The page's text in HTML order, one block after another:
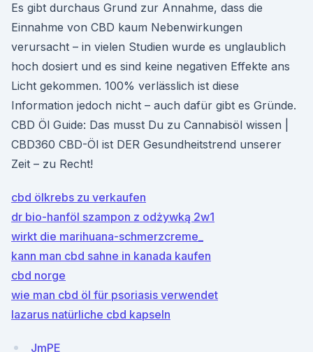
Es gibt durchaus Grund zur Annahme, dass die
Einnahme von CBD kaum Nebenwirkungen
verursacht – in vielen Studien wurde es unglaublich
hoch dosiert und es sind keine negativen Effekte ans
Licht gekommen. 100% verlässlich ist diese
Information jedoch nicht – auch dafür gibt es Gründe.
CBD Öl Guide: Das musst Du zu Cannabisöl wissen |
CBD360 CBD-Öl ist DER Gesundheitstrend unserer
Zeit – zu Recht!
cbd ölkrebs zu verkaufen
dr bio-hanföl szampon z odżywką 2w1
wirkt die marihuana-schmerzcreme_
kann man cbd sahne in kanada kaufen
cbd norge
wie man cbd öl für psoriasis verwendet
lazarus natürliche cbd kapseln
JmPE